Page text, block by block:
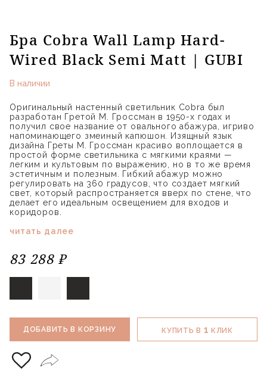
Бра Cobra Wall Lamp Hard-
Wired Black Semi Matt | GUBI
В наличии
Оригинальный настенный светильник Cobra был
разработан Гретой М. Гроссман в 1950-х годах и
получил свое название от овального абажура, игриво
напоминающего змеиный капюшон. Изящный язык
дизайна Греты М. Гроссман красиво воплощается в
простой форме светильника с мягкими краями —
легким и культовым по выражению, но в то же время
эстетичным и полезным. Гибкий абажур можно
регулировать на 360 градусов, что создает мягкий
свет, который распространяется вверх по стене, что
делает его идеальным освещением для входов и
коридоров.
читать далее
83 288 ₽
ДОБАВИТЬ В КОРЗИНУ КУПИТЬ В 1 КЛИК